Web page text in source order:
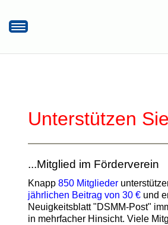
Unterstützen Sie uns
Aktuelles
Unterstützen
...Mitglied im Förderverein
Knapp 850 Mitglieder
jährlichen Beitrag von 30 € und
Neuigkeitsblatt "DSMM-Post"
in mehrfacher Hinsicht. Viele